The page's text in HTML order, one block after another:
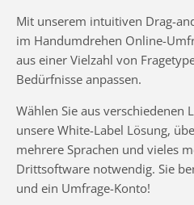
Mit unserem intuitiven Drag-
im Handumdrehen Online-
aus einer Vielzahl von
Bedürfnisse anpassen.
Wählen Sie aus verschiedenen
unsere White-Label Lösung,
mehrere Sprachen und vieles
Drittsoftware notwendig. Sie
und ein Umfrage-Konto!